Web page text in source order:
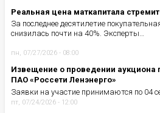
Реальная цена маткапитала
За последнее десятилетие
снизилась почти на 40%. Эксперты…
пн, 07/27/2026 - 08:00
Извещение о проведении
ПАО «Россети Ленэнерго»
Заявки на участие принимаются по 04
пт, 07/24/2026 - 12:00